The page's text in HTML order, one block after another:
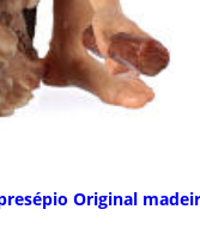
Original